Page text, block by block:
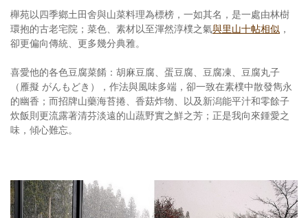
合作與代言
訂閱電子報
櫸苑以四季鄉土田舍與山菜料理為標榜，一如其名，是一處由林樹
環抱的古老宅院；菜色、素材以至渾然淳樸之氣與里山十帖相似 ，
卻更偏向傳統、更多幾分典雅。
喜愛他的各色豆腐菜餚：胡麻豆腐、蛋豆腐、豆腐凍、豆腐丸子
（雁擬 がんもどき），作法與風味多端，卻一致在素樸中散發雋永
的幽香；而招牌山藥海苔捲、香菇炸物、以及新潟能平汁和零餘子
炊飯則更流露著清芬淡遠的山蔬野實之鮮之芳；正是我向來鍾愛之
味，傾心難忘。